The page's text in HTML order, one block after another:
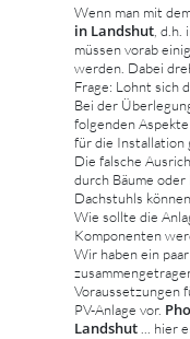
Wenn man mit
in Landshut , d.h.
müssen vorab
werden. Dabei
Frage: Lohnt sich
Bei der
folgenden
für die Installation
Die falsche
durch Bäume
Dachstuhls
Wie sollte die
Komponenten
Wir haben ein
Voraussetzungen
PV-Anlage vor.
Landshut
... hier